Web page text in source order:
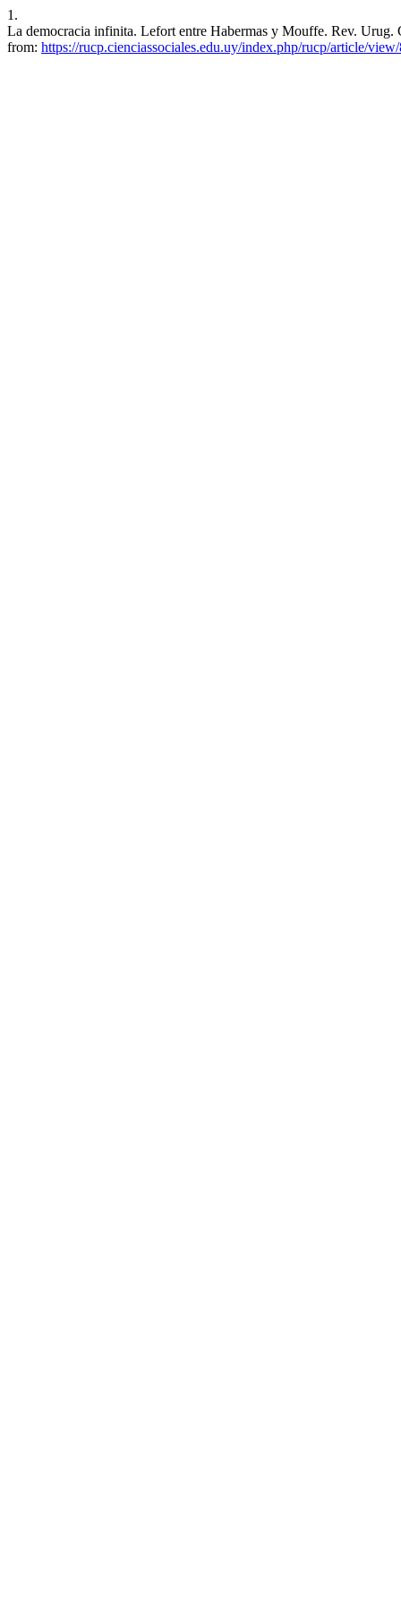
1.
La democracia infinita. Lefort entre Habermas y Mouffe. Rev.
from: https://rucp.cienciassociales.edu.uy/index.php/rucp/article/